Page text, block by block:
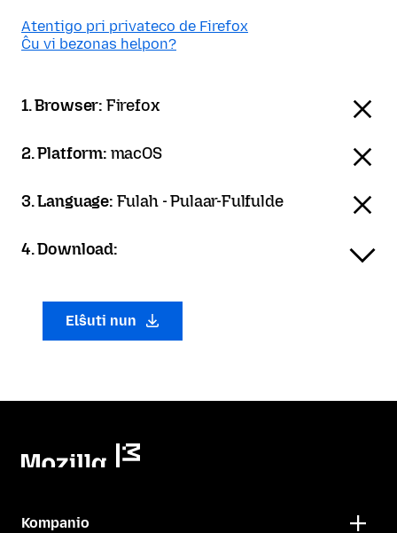
Atentigo pri privateco de Firefox
Ĉu vi bezonas helpon?
1. Browser: Firefox
2. Platform: macOS
3. Language: Fulah - Pulaar-Fulfulde
4. Download:
Elŝuti nun
Kompanio